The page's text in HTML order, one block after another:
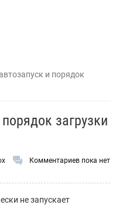
и порядок
загрузки
Комментариев пока нет
не запускает